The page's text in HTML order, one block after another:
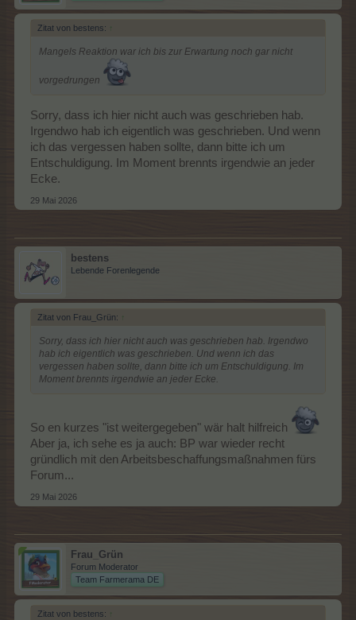
Zitat von bestens: ↑
Mangels Reaktion war ich bis zur Erwartung noch gar nicht
vorgedrungen
Sorry, dass ich hier nicht auch was geschrieben hab.
Irgendwo hab ich eigentlich was geschrieben. Und wenn
ich das vergessen haben sollte, dann bitte ich um
Entschuldigung. Im Moment brennts irgendwie an jeder
Ecke.
29 Mai 2026
bestens
Lebende Forenlegende
Zitat von Frau_Grün: ↑
Sorry, dass ich hier nicht auch was geschrieben hab. Irgendwo
hab ich eigentlich was geschrieben. Und wenn ich das
vergessen haben sollte, dann bitte ich um Entschuldigung. Im
Moment brennts irgendwie an jeder Ecke.
So en kurzes "ist weitergegeben" wär halt hilfreich
Aber ja, ich sehe es ja auch: BP war wieder recht
gründlich mit den Arbeitsbeschaffungsmaßnahmen fürs
Forum...
29 Mai 2026
Frau_Grün
Forum Moderator
Team Farmerama DE
Zitat von bestens: ↑